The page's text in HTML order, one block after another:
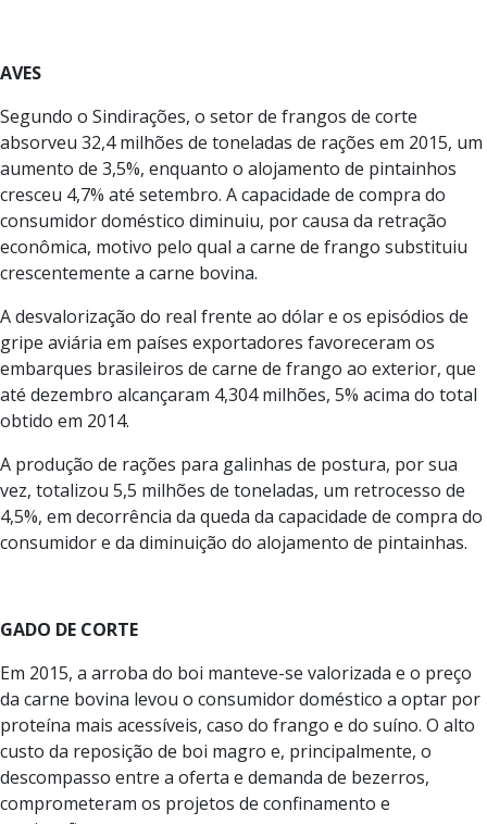
AVES
Segundo o Sindirações, o setor de frangos de corte
absorveu 32,4 milhões de toneladas de rações em 2015, um
aumento de 3,5%, enquanto o alojamento de pintainhos
cresceu 4,7% até setembro. A capacidade de compra do
consumidor doméstico diminuiu, por causa da retração
econômica, motivo pelo qual a carne de frango substituiu
crescentemente a carne bovina.
A desvalorização do real frente ao dólar e os episódios de
gripe aviária em países exportadores favoreceram os
embarques brasileiros de carne de frango ao exterior, que
até dezembro alcançaram 4,304 milhões, 5% acima do total
obtido em 2014.
A produção de rações para galinhas de postura, por sua
vez, totalizou 5,5 milhões de toneladas, um retrocesso de
4,5%, em decorrência da queda da capacidade de compra do
consumidor e da diminuição do alojamento de pintainhas.
GADO DE CORTE
Em 2015, a arroba do boi manteve-se valorizada e o preço
da carne bovina levou o consumidor doméstico a optar por
proteína mais acessíveis, caso do frango e do suíno. O alto
custo da reposição de boi magro e, principalmente, o
descompasso entre a oferta e demanda de bezerros,
comprometeram os projetos de confinamento e